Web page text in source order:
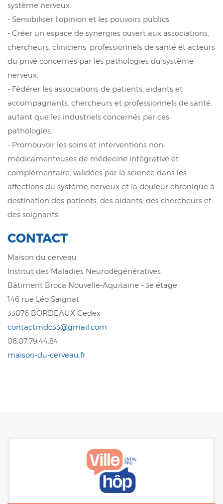
système nerveux.
- Sensibiliser l'opinion et les pouvoirs publics.
- Créer un espace de synergies ouvert aux associations,
chercheurs, cliniciens, professionnels de santé et acteurs
du privé concernés par les pathologies du système
nerveux.
- Fédérer les associations de patients, aidants et
accompagnants, chercheurs et professionnels de santé,
autant que les industriels concernés par ces
pathologies.
- Promouvoir les soins et interventions non-
médicamenteuses de médecine intégrative et
complémentaire, validées par la science dans les
affections du système nerveux et la douleur chronique à
destination des patients, des aidants, des chercheurs et
des soignants.
CONTACT
Maison du cerveau
Institut des Maladies Neurodégénératives
Bâtiment Broca Nouvelle-Aquitaine - 3e étage
146 rue Léo Saignat
33076 BORDEAUX Cedex
contactmdc33@gmail.com
06.07.79.44.84
maison-du-cerveau.fr